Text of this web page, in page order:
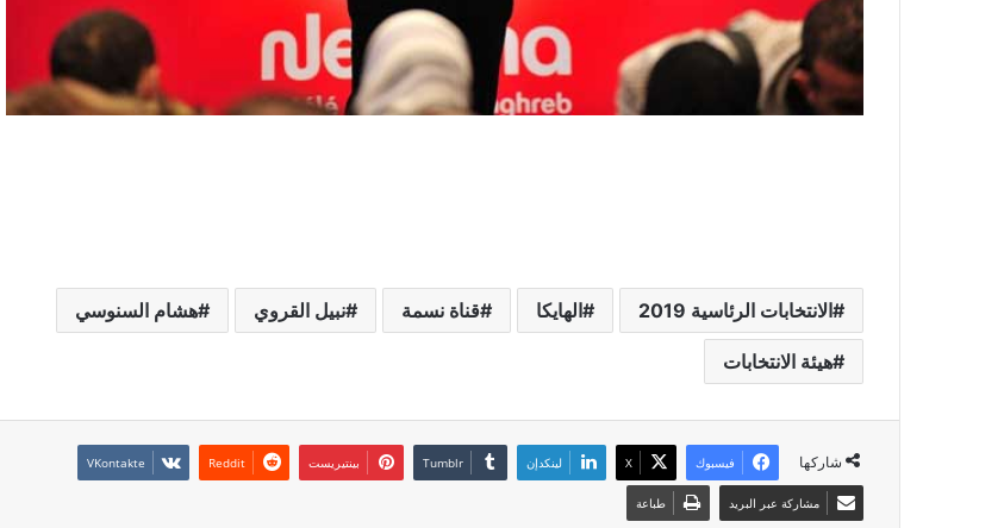
الانتخابات الرئاسية 2019 الهايكا قناة نسمة نبيل القروي هشام السنوسي
هيئة الانتخابات
شاركها فيسبوك X لينكدإن بينتيريست
مشاركة عبر البريد طباعة